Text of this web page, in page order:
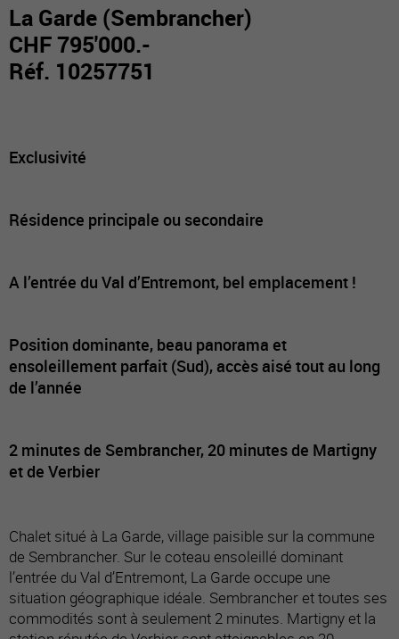
La Garde (Sembrancher)
CHF 795'000.-
Réf. 10257751
Exclusivité
Résidence principale ou secondaire
A l’entrée du Val d’Entremont, bel emplacement !
Position dominante, beau panorama et
ensoleillement parfait (Sud), accès aisé tout au long
de l’année
2 minutes de Sembrancher, 20 minutes de Martigny
et de Verbier
Chalet situé à La Garde, village paisible sur la commune
de Sembrancher. Sur le coteau ensoleillé dominant
l’entrée du Val d’Entremont, La Garde occupe une
situation géographique idéale. Sembrancher et toutes ses
commodités sont à seulement 2 minutes. Martigny et la